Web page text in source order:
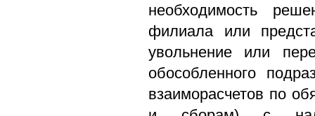
необходимость
филиала или
увольнение или
обособленного
взаиморасчетов по